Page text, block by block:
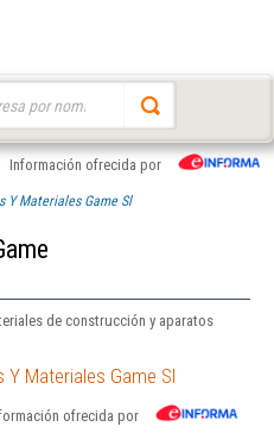
Información ofrecida por
Y Materiales Game Sl
de construcción y aparatos
Materiales Game Sl
ofrecida por